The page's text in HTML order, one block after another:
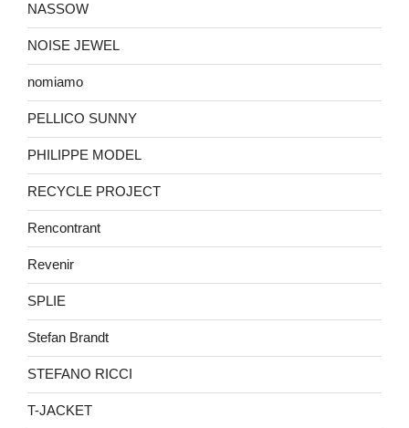
NASSOW
NOISE JEWEL
nomiamo
PELLICO SUNNY
PHILIPPE MODEL
RECYCLE PROJECT
Rencontrant
Revenir
SPLIE
Stefan Brandt
STEFANO RICCI
T-JACKET